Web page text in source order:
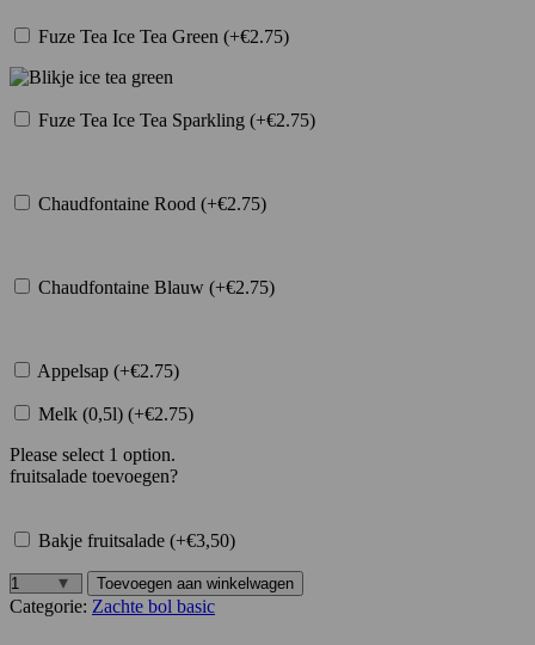
Fuze Tea Ice Tea Green (+€2.75)
Fuze Tea Ice Tea Sparkling (+€2.75)
Chaudfontaine Rood (+€2.75)
Chaudfontaine Blauw (+€2.75)
Appelsap (+€2.75)
Melk (0,5l) (+€2.75)
Please select 1 option.
fruitsalade toevoegen?
Bakje fruitsalade (+€3,50)
Zacht
bolletje
Toevoegen aan winkelwagen
Categorie: Zachte bol basic